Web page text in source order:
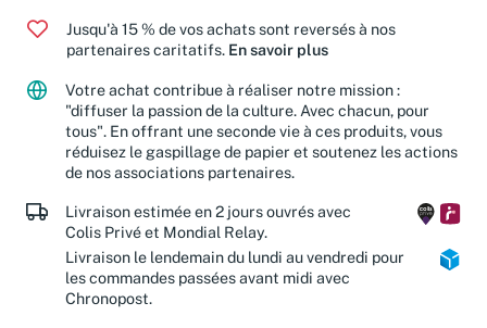
Jusqu'à 15 % de vos achats sont reversés à nos
partenaires caritatifs. En savoir plus
Votre achat contribue à réaliser notre mission :
"diffuser la passion de la culture. Avec chacun, pour
tous". En offrant une seconde vie à ces produits, vous
réduisez le gaspillage de papier et soutenez les actions
de nos associations partenaires.
Livraison estimée en 2 jours ouvrés avec
Colis Privé et Mondial Relay.
Livraison le lendemain du lundi au vendredi pour
les commandes passées avant midi avec
Chronopost.